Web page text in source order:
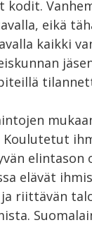
kodit.
eikä
kaikki
Koulutetut
elävät
riittävän